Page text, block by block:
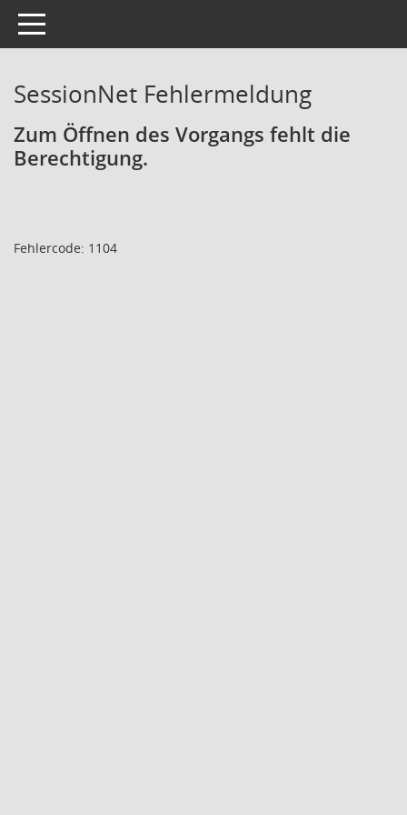
Toggle navigation
SessionNet Fehlermeldung
Zum Öffnen des Vorgangs fehlt die
Berechtigung.
Fehlercode: 1104